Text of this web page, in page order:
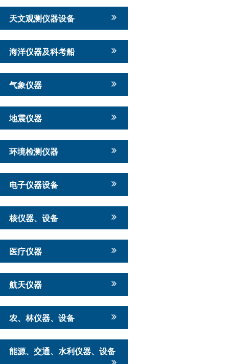
天文观测仪器设备
海洋仪器及科考船
气象仪器
地震仪器
环境检测仪器
电子仪器设备
核仪器、设备
医疗仪器
航天仪器
农、林仪器、设备
能源、交通、水利仪器、设备